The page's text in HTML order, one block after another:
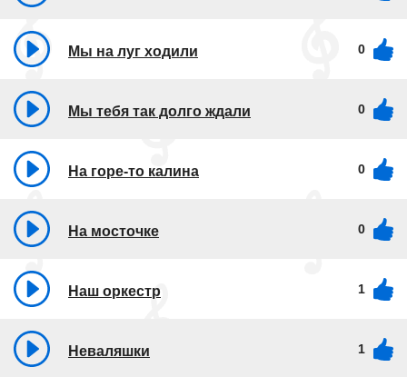
Мы на луг ходили 0
Мы тебя так долго ждали 0
На горе-то калина 0
На мосточке 0
Наш оркестр 1
Неваляшки 1